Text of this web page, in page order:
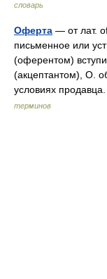
словарь
Оферта — от лат.
письменное или
(оферентом)
(акцептантом), О.
условиях
терминов